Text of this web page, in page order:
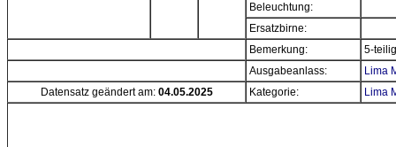
Beleuchtung:
Ersatzbirne:
Bemerkung:
5-
Ausgabeanlass:
Lima
Datensatz geändert am: 04.05.2025 Kategorie: Lima